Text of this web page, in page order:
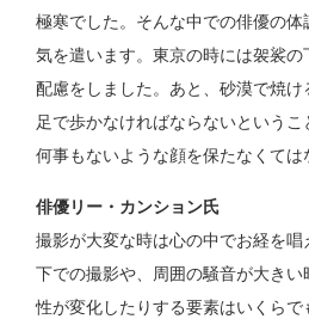
極寒でした。そんな中での俳優の
気を遣います。東京の時には袈裟
配慮をしました。あと、砂漠で焼
足で歩かなければならないという
何事もないような顔を保たなくては
俳優リー・カンション氏
撮影が大変な時は心の中でお経を
下での撮影や、周囲の騒音が大き
性が変化したりする要素はいくら